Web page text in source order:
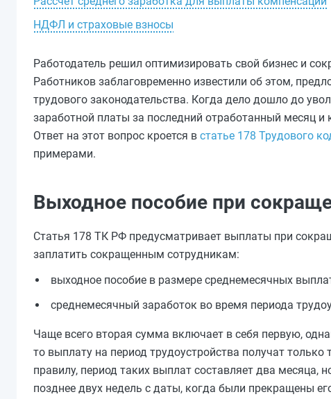
НДФЛ и страховые взносы
Работодатель решил оптимизировать свой бизнес и
Работников заблаговременно известили об этом,
трудового законодательства. Когда дело дошло до
заработной платы за последний отработанный месяц и
Ответ на этот вопрос кроется в статье 178 Трудового
примерами.
Выходное пособие при
Статья 178 ТК РФ предусматривает выплаты при
заплатить сокращенным сотрудникам:
выходное пособие в размере среднемесячных
среднемесячный заработок во время периода
Чаще всего вторая сумма включает в себя первую,
то выплату на период трудоустройства получат
правилу, период таких выплат составляет два месяца,
позднее двух недель с даты, когда были прекращены